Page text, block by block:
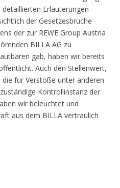
detaillierten Erläuterungen
der Gesetzesbrüche
der zur REWE Group Austria
BILLA AG zu
gab, haben wir bereits
Auch den Stellenwert,
die für Verstöße unter anderen
Kontrollinstanz der
wir beleuchtet und
aus dem BILLA vertraulich